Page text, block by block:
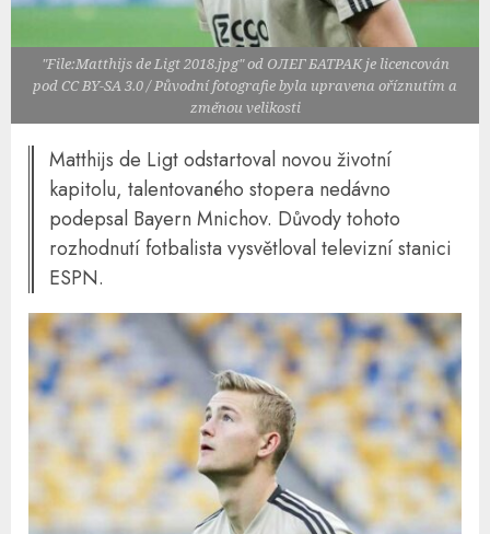
"File:Matthijs de Ligt 2018.jpg" od ОЛЕГ БАТРАК je licencován
pod CC BY-SA 3.0 / Původní fotografie byla upravena oříznutím a
změnou velikosti
Matthijs de Ligt odstartoval novou životní
kapitolu, talentovaného stopera nedávno
podepsal Bayern Mnichov. Důvody tohoto
rozhodnutí fotbalista vysvětloval televizní stanici
ESPN.